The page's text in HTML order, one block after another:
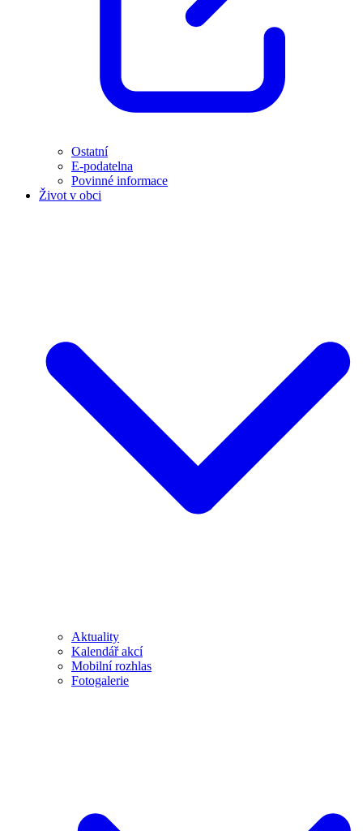
Ostatní
E-podatelna
Povinné informace
Život v obci
Aktuality
Kalendář akcí
Mobilní rozhlas
Fotogalerie